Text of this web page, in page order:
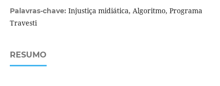
Palavras-chave: Injustiça midiática, Algoritmo, Programa
Travesti
RESUMO